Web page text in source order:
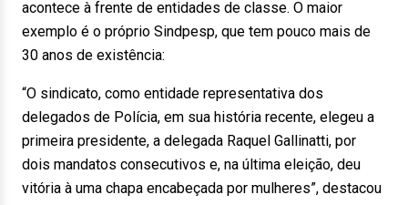
acontece à frente de entidades de classe. O maior
exemplo é o próprio Sindpesp, que tem pouco mais de
30 anos de existência:
“O sindicato, como entidade representativa dos
delegados de Polícia, em sua história recente, elegeu a
primeira presidente, a delegada Raquel Gallinatti, por
dois mandatos consecutivos e, na última eleição, deu
vitória à uma chapa encabeçada por mulheres”, destacou